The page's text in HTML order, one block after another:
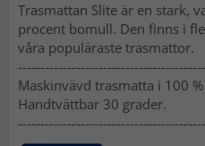
Trasmattan Slite är en stark,
procent bomull. Den finns i
våra populäraste trasmattor.
Maskinvävd trasmatta i 100
Handtvättbar 30 grader.